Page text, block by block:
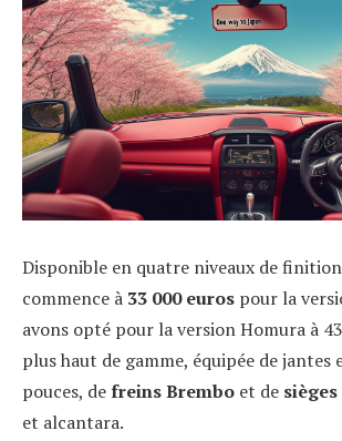
Disponible en quatre niveaux de
commence à 33 000 euros pour la
avons opté pour la version Homura à
plus haut de gamme, équipée de jantes
pouces, defreins Brembo et de
et alcantara.